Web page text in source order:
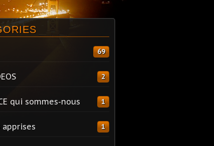
69
2
qui sommes-nous 1
apprises 1